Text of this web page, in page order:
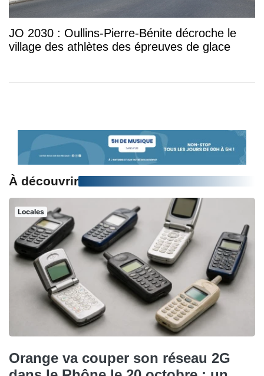
JO 2030 : Oullins-Pierre-Bénite décroche le
village des athlètes des épreuves de glace
À découvrir
Locales
Orange va couper son réseau 2G